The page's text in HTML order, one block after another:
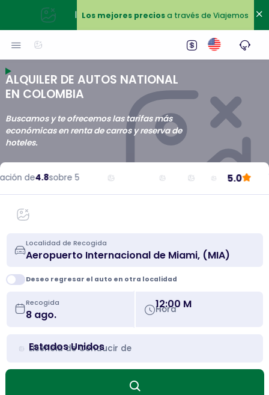
| Los mejores preciosa través de Viajemos
ALQUILER DE AUTOS NATIONAL
EN COLOMBIA
Buscamos y te ofrecemos las tarifas más
económicas en renta de carros y reserva de
hoteles.
de4.8sobre 5 5.0
Localidad de Recogida
Deseo regresar el auto en otra localidad
Recogida
Hora
12:00 M
Licencia de Conducir de
Estados Unidos